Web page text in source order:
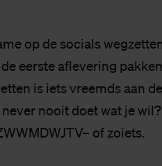
op de socials
eerste aflevering
is iets vreemds aan
nooit doet wat je
of zoiets.